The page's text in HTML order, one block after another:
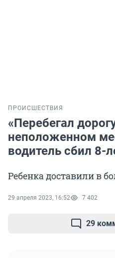
ПРОИСШЕСТВИЯ
«Перебегал
неположенном
водитель сбил 8-
Ребенка доставили в
29 апреля 2023, 16:52 7 402
29